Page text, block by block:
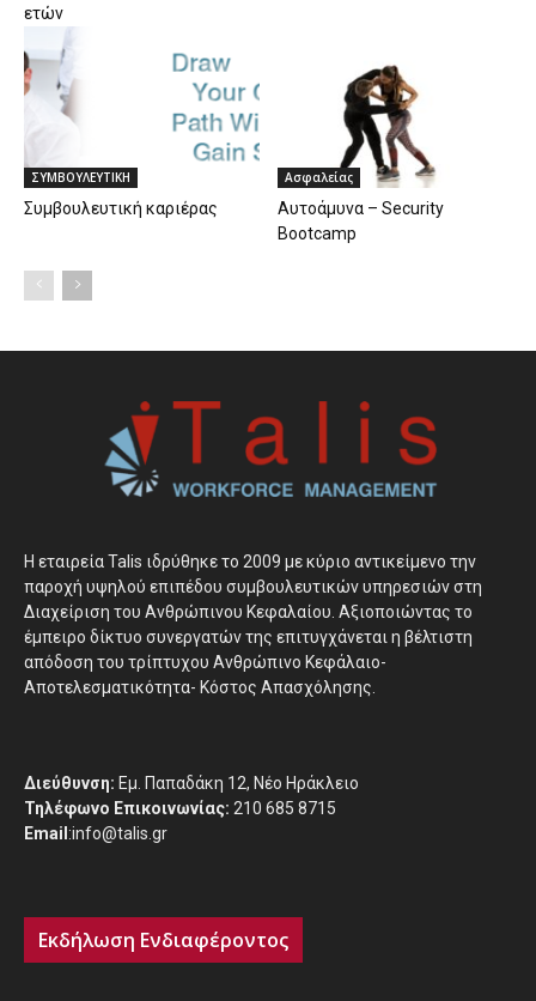
ετών
ΣΥΜΒΟΥΛΕΥΤΙΚΗ
Συμβουλευτική καριέρας
Ασφαλείας
Αυτοάμυνα – Security
Bootcamp
H εταιρεία Talis ιδρύθηκε το 2009 με κύριο αντικείμενο την
παροχή υψηλού επιπέδου συμβουλευτικών υπηρεσιών στη
Διαχείριση του Ανθρώπινου Κεφαλαίου. Αξιοποιώντας το
έμπειρο δίκτυο συνεργατών της επιτυγχάνεται η βέλτιστη
απόδοση του τρίπτυχου Ανθρώπινο Κεφάλαιο-
Αποτελεσματικότητα- Κόστος Απασχόλησης.
Διεύθυνση: Εμ. Παπαδάκη 12, Νέο Ηράκλειο
Τηλέφωνο Επικοινωνίας: 210 685 8715
Email :info@talis.gr
Εκδήλωση Ενδιαφέροντος